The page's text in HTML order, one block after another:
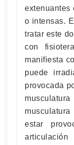
extenuantes
o intensas.
tratar este
con
manifiesta
puede
provocada
estar